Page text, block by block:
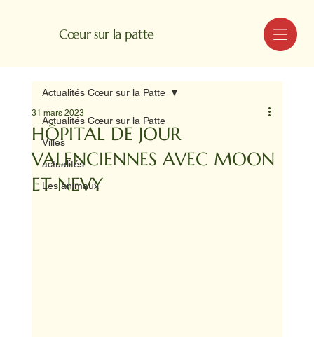
Cœur sur la patte MENU
Actualités Cœur sur la Patte
Villes
actualités
Les animaux
Actualités Cœur sur la Patte
HÔPITAL DE JOUR
VALENCIENNES AVEC MOON
ET NEVY
31 mars 2023